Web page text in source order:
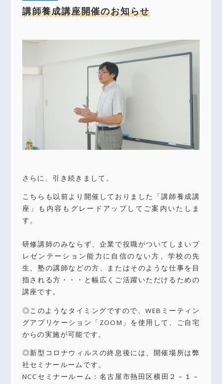
講師養成講座開催のお知らせ
さらに、引き続きまして。
こちらも以前より開催しておりました「講師養成講
座」も内容もグレードアップしてご案内いたしま
す。
研修講師のみならず、企業で役職がついてしまいプ
レゼンテーション能力に自信のない方、学校の先
生、塾の講師などの方、またはそのような仕事を目
指される方・・・と幅広くご活躍いただけるための
講座です。
◎このようなタイミングですので、WEBミーティン
グアプリケーション「ZOOM」を使用して、ご自宅
からの実施が可能です。
◎新型コロナウィルスの終息後には、開催場所は弊
社セミナールームです。
NCCセミナールーム：名古屋市熱田区横田２－１－